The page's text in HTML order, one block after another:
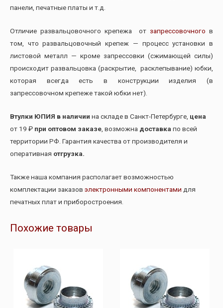
панели, печатные платы и т.д.
Отличие развальцовочного крепежа от запрессовочного в
том, что развальцовочный крепеж — процесс установки в
листовой металл — кроме запрессовки (сжимающей силы)
происходит развальцовка (раскрытие, расклепывание) юбки,
которая всегда есть в конструкции изделия (в
запрессовочном крепеже такой юбки нет).
Втулки ЮПИЯ в наличии на складе в Санкт-Петербурге, цена
от 19 ₽ при оптовом заказе, возможна доставка по всей
территории РФ. Гарантия качества от производителя и
оперативная отгрузка.
Также наша компания располагает возможностью
комплектации заказов электронными компонентами для
печатных плат и приборостроения.
Похожие товары